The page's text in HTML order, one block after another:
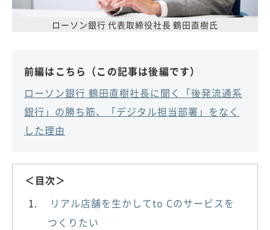
ローソン銀行 代表取締役社長 鶴田直樹氏
前編はこちら（この記事は後編です）
ローソン銀行 鶴田直樹社長に聞く「後発流通系
銀行」の勝ち筋、「デジタル担当部署」をなく
した理由
＜目次＞
リアル店舗を生かしてto Cのサービスを
つくりたい